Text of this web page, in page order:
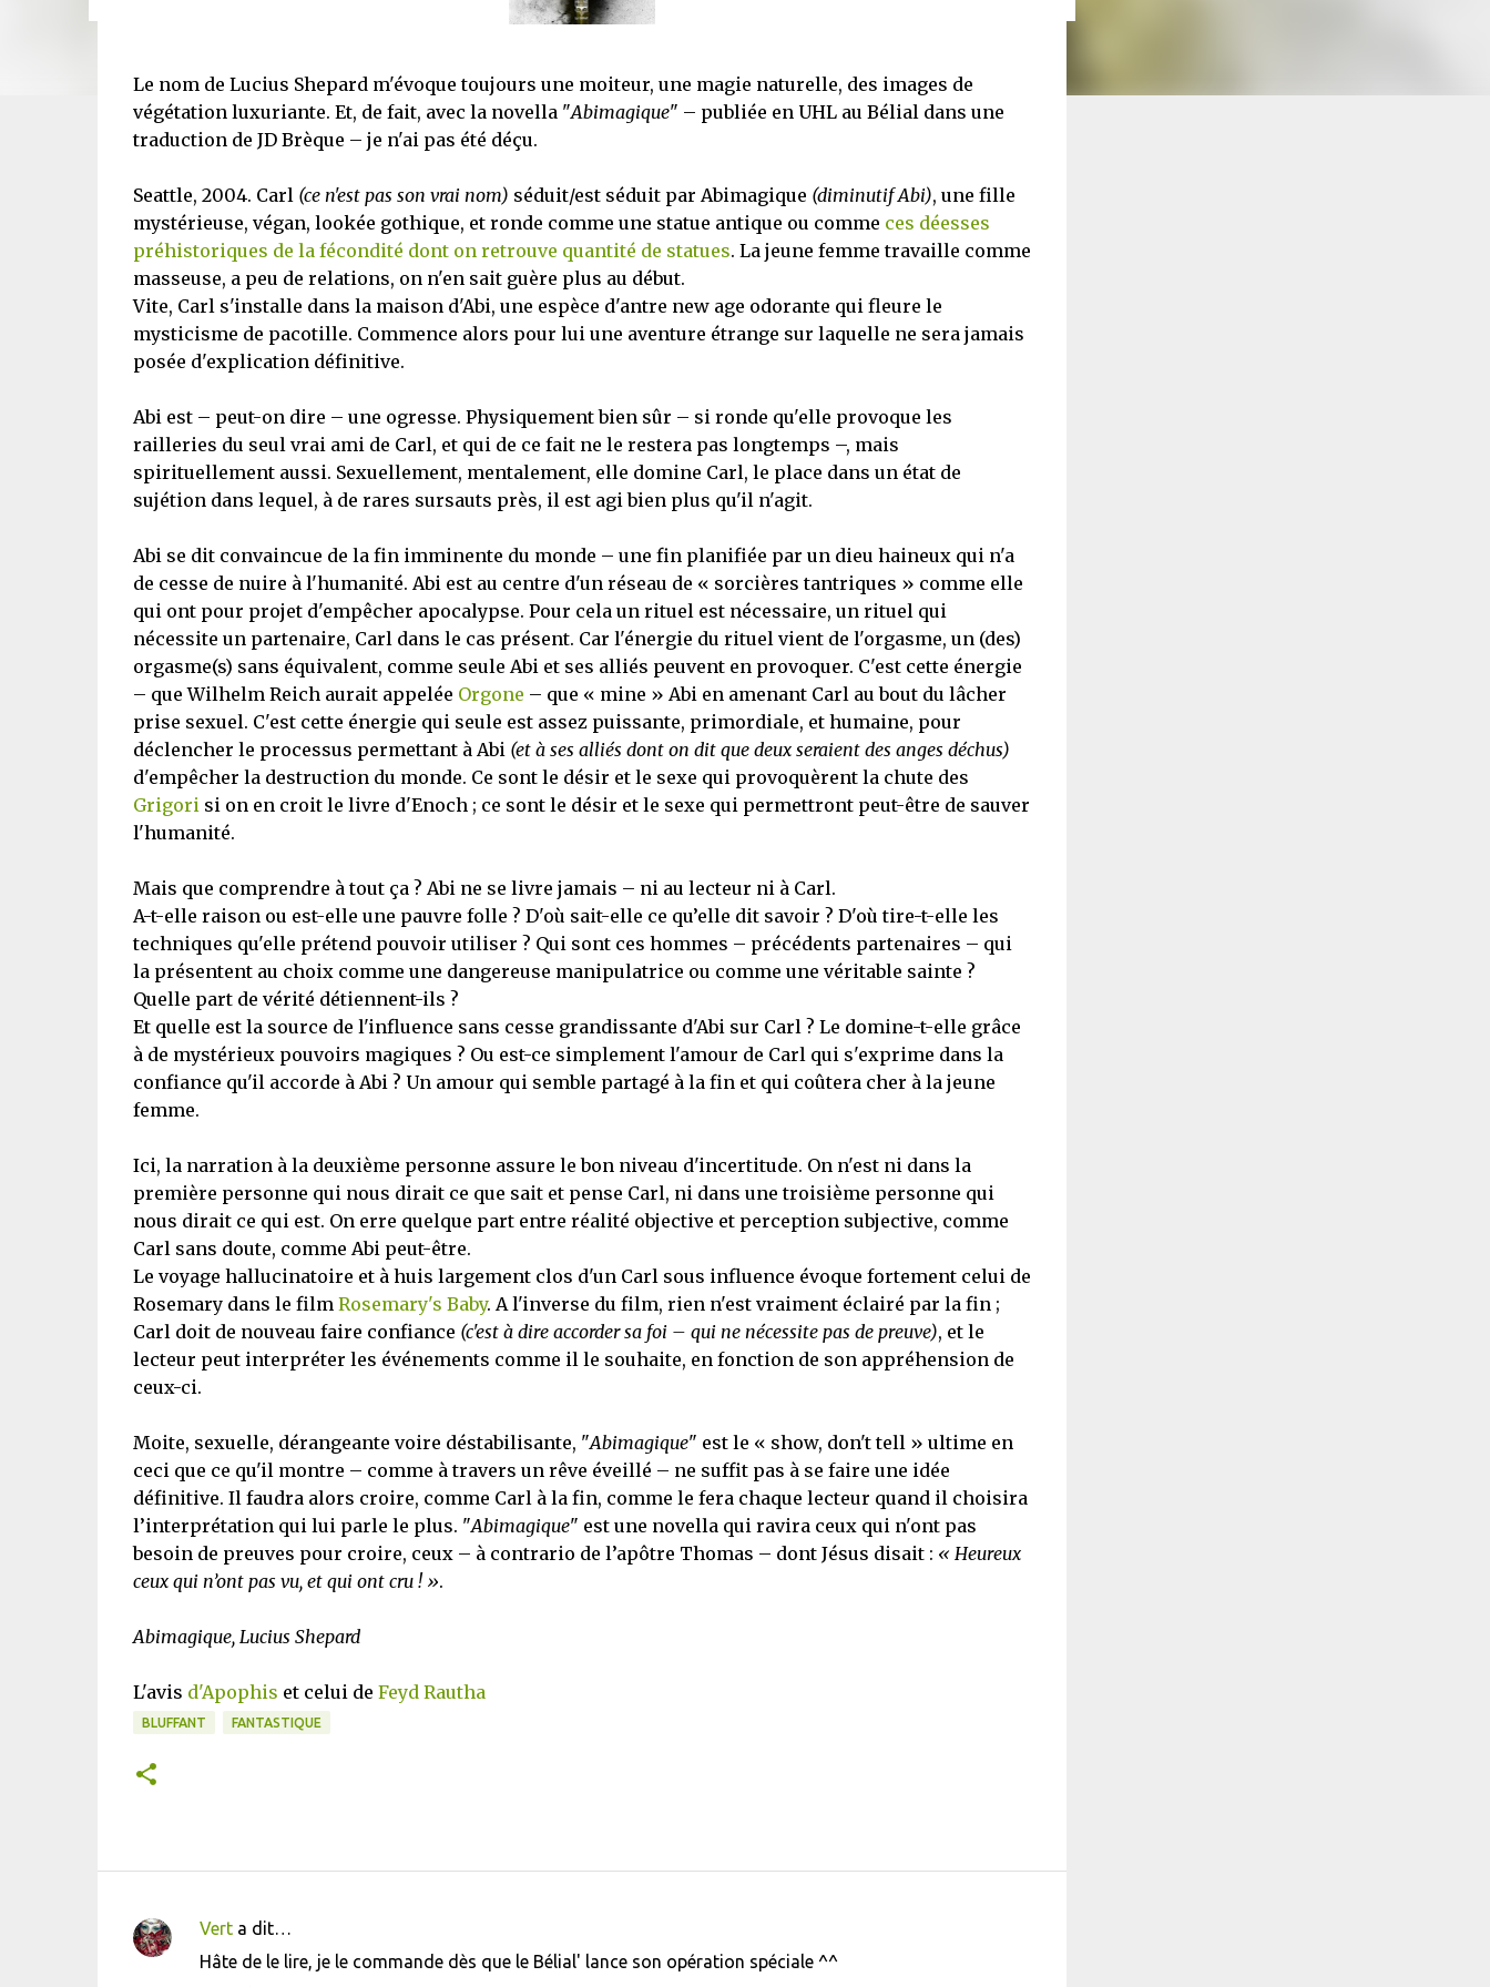
Le nom de Lucius Shepard m'évoque toujours une moiteur, une magie naturelle, des images de
végétation luxuriante. Et, de fait, avec la novella "Abimagique" – publiée en UHL au Bélial dans une
traduction de JD Brèque – je n'ai pas été déçu.
Seattle, 2004. Carl (ce n'est pas son vrai nom) séduit/est séduit par Abimagique (diminutif Abi), une fille
mystérieuse, végan, lookée gothique, et ronde comme une statue antique ou comme ces déesses
préhistoriques de la fécondité dont on retrouve quantité de statues. La jeune femme travaille comme
masseuse, a peu de relations, on n'en sait guère plus au début.
Vite, Carl s'installe dans la maison d'Abi, une espèce d'antre new age odorante qui fleure le
mysticisme de pacotille. Commence alors pour lui une aventure étrange sur laquelle ne sera jamais
posée d'explication définitive.
Abi est – peut-on dire – une ogresse. Physiquement bien sûr – si ronde qu'elle provoque les
railleries du seul vrai ami de Carl, et qui de ce fait ne le restera pas longtemps –, mais
spirituellement aussi. Sexuellement, mentalement, elle domine Carl, le place dans un état de
sujétion dans lequel, à de rares sursauts près, il est agi bien plus qu'il n'agit.
Abi se dit convaincue de la fin imminente du monde – une fin planifiée par un dieu haineux qui n'a
de cesse de nuire à l'humanité. Abi est au centre d'un réseau de « sorcières tantriques » comme elle
qui ont pour projet d'empêcher apocalypse. Pour cela un rituel est nécessaire, un rituel qui
nécessite un partenaire, Carl dans le cas présent. Car l'énergie du rituel vient de l'orgasme, un (des)
orgasme(s) sans équivalent, comme seule Abi et ses alliés peuvent en provoquer. C'est cette énergie
– que Wilhelm Reich aurait appelée Orgone – que « mine » Abi en amenant Carl au bout du lâcher
prise sexuel. C'est cette énergie qui seule est assez puissante, primordiale, et humaine, pour
déclencher le processus permettant à Abi (et à ses alliés dont on dit que deux seraient des anges déchus)
d'empêcher la destruction du monde. Ce sont le désir et le sexe qui provoquèrent la chute des
Grigorisi on en croit le livre d'Enoch ; ce sont le désir et le sexe qui permettront peut-être de sauver
l'humanité.
Mais que comprendre à tout ça ? Abi ne se livre jamais – ni au lecteur ni à Carl.
A-t-elle raison ou est-elle une pauvre folle ? D'où sait-elle ce qu’elle dit savoir ? D'où tire-t-elle les
techniques qu'elle prétend pouvoir utiliser ? Qui sont ces hommes – précédents partenaires – qui
la présentent au choix comme une dangereuse manipulatrice ou comme une véritable sainte ?
Quelle part de vérité détiennent-ils ?
Et quelle est la source de l'influence sans cesse grandissante d'Abi sur Carl ? Le domine-t-elle grâce
à de mystérieux pouvoirs magiques ? Ou est-ce simplement l'amour de Carl qui s'exprime dans la
confiance qu'il accorde à Abi ? Un amour qui semble partagé à la fin et qui coûtera cher à la jeune
femme.
Ici, la narration à la deuxième personne assure le bon niveau d'incertitude. On n'est ni dans la
première personne qui nous dirait ce que sait et pense Carl, ni dans une troisième personne qui
nous dirait ce qui est. On erre quelque part entre réalité objective et perception subjective, comme
Carl sans doute, comme Abi peut-être.
Le voyage hallucinatoire et à huis largement clos d'un Carl sous influence évoque fortement celui de
Rosemary dans le film Rosemary's Baby. A l'inverse du film, rien n'est vraiment éclairé par la fin ;
Carl doit de nouveau faire confiance (c'est à dire accorder sa foi – qui ne nécessite pas de preuve), et le
lecteur peut interpréter les événements comme il le souhaite, en fonction de son appréhension de
ceux-ci.
Moite, sexuelle, dérangeante voire déstabilisante, "Abimagique" est le « show, don't tell » ultime en
ceci que ce qu'il montre – comme à travers un rêve éveillé – ne suffit pas à se faire une idée
définitive. Il faudra alors croire, comme Carl à la fin, comme le fera chaque lecteur quand il choisira
l’interprétation qui lui parle le plus. "Abimagique" est une novella qui ravira ceux qui n'ont pas
besoin de preuves pour croire, ceux – à contrario de l’apôtre Thomas – dont Jésus disait : « Heureux
ceux qui n’ont pas vu, et qui ont cru ! ».
Abimagique, Lucius Shepard
L'avis d'Apophis et celui de Feyd Rautha
BLUFFANT FANTASTIQUE
C
Verta dit…
Hâte de le lire, je le commande dès que le Bélial' lance son opération spéciale ^^